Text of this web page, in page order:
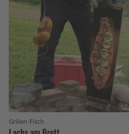
Grillen·Fisch